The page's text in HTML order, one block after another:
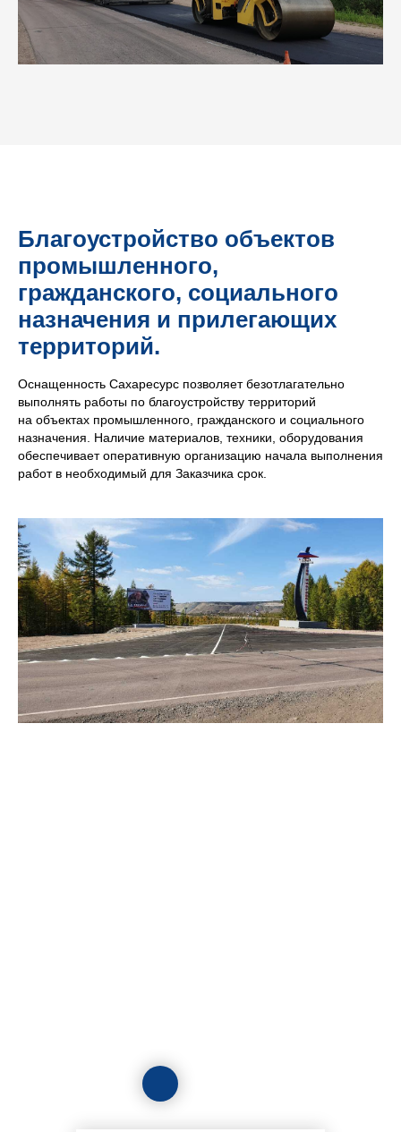
Благоустройство объектов
промышленного,
гражданского, социального
назначения и прилегающих
территорий.
Оснащенность Сахаресурс позволяет безотлагательно
выполнять работы по благоустройству территорий
на объектах промышленного, гражданского и социального
назначения. Наличие материалов, техники, оборудования
обеспечивает оперативную организацию начала выполнения
работ в необходимый для Заказчика срок.